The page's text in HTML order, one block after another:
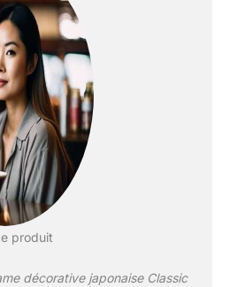
produit
décorative japonaise Classic